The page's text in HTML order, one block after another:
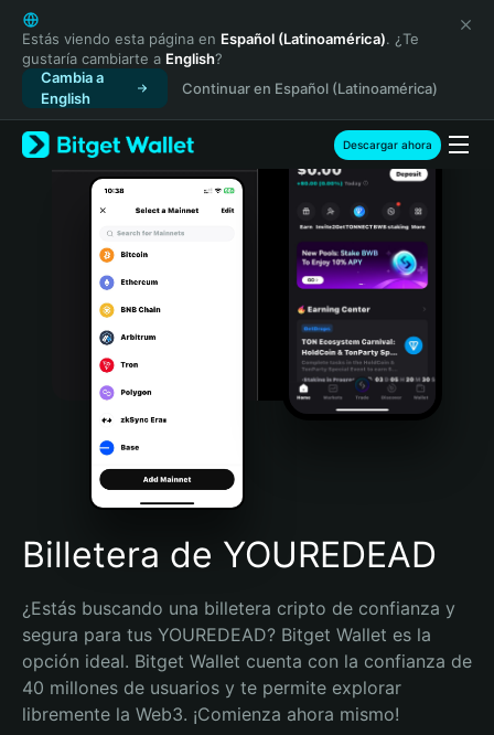
English
日本語
Tiếng Việt
Русский
Español (Latinoamérica)
Türkçe
Italiano
Português (Portugal)
Bahasa Indonesia
Português (Brasil)
Español (Argentina)
Estás viendo esta página en Español (Latinoamérica). ¿Te
gustaría cambiarte a English?
Cambia a
English
Continuar en Español (Latinoamérica)
Descargar ahora
Billetera de YOUREDEAD
¿Estás buscando una billetera cripto de confianza y
segura para tus YOUREDEAD? Bitget Wallet es la
opción ideal. Bitget Wallet cuenta con la confianza de
40 millones de usuarios y te permite explorar
libremente la Web3. ¡Comienza ahora mismo!